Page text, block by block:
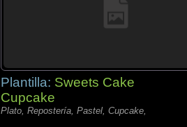
Plantilla: Sweets Cake
Cupcake
Plato, Repostería, Pastel, Cupcake,